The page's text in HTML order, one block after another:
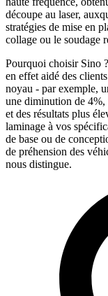
découpe au laser,
stratégies de mise en
collage ou le soudage
Pourquoi choisir Sino
en effet aidé des
noyau - par exemple,
une diminution de
et des résultats plus
laminage à vos
de base ou de
de préhension des
nous distingue.